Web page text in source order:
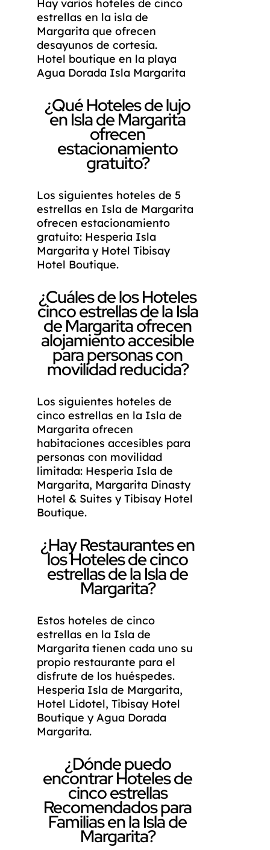
Hay varios hoteles de cinco
estrellas en la isla de
Margarita que ofrecen
desayunos de cortesía.
Hotel boutique en la playa
Agua Dorada Isla Margarita
¿Qué Hoteles de lujo
en Isla de Margarita
ofrecen
estacionamiento
gratuito?
Los siguientes hoteles de 5
estrellas en Isla de Margarita
ofrecen estacionamiento
gratuito: Hesperia Isla
Margarita y Hotel Tibisay
Hotel Boutique.
¿Cuáles de los Hoteles
cinco estrellas de la Isla
de Margarita ofrecen
alojamiento accesible
para personas con
movilidad reducida?
Los siguientes hoteles de
cinco estrellas en la Isla de
Margarita ofrecen
habitaciones accesibles para
personas con movilidad
limitada: Hesperia Isla de
Margarita, Margarita Dinasty
Hotel & Suites y Tibisay Hotel
Boutique.
¿Hay Restaurantes en
los Hoteles de cinco
estrellas de la Isla de
Margarita?
Estos hoteles de cinco
estrellas en la Isla de
Margarita tienen cada uno su
propio restaurante para el
disfrute de los huéspedes.
Hesperia Isla de Margarita,
Hotel Lidotel, Tibisay Hotel
Boutique y Agua Dorada
Margarita.
¿Dónde puedo
encontrar Hoteles de
cinco estrellas
Recomendados para
Familias en la Isla de
Margarita?